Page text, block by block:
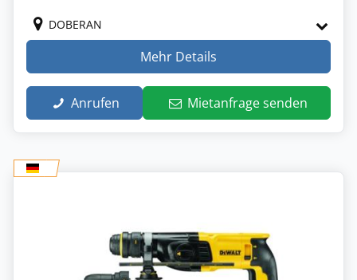
DOBERAN
Mehr Details
Anrufen Mietanfrage senden